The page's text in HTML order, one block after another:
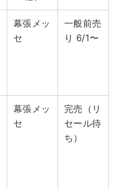
幕張メッ
セ
一般前売
り 6/1〜
幕張メッ
セ
完売（リ
セール待
ち）